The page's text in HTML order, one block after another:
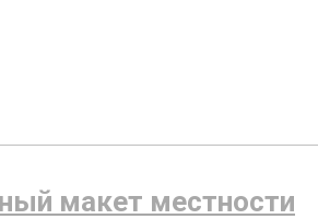
макет местности